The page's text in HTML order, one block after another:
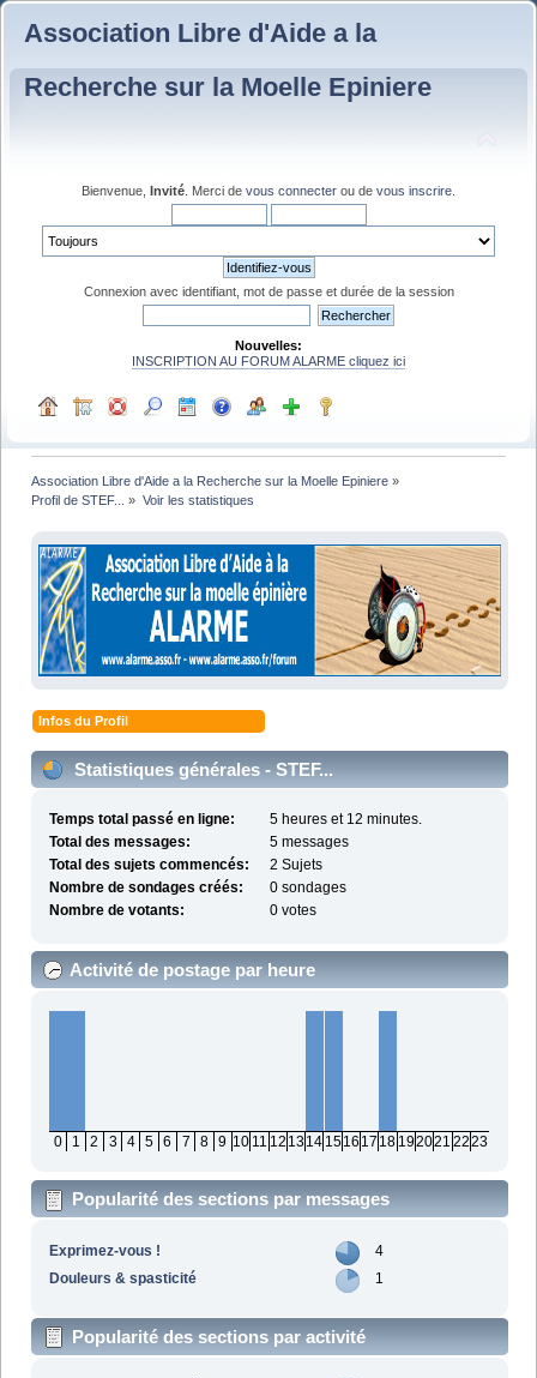
Association Libre d'Aide a la
Recherche sur la Moelle Epiniere
Bienvenue, Invité . Merci de vous connecter ou de vous inscrire
Connexion avec identifiant, mot de passe et durée de la session
Nouvelles:
INSCRIPTION AU FORUM ALARME cliquez ici
Association Libre d'Aide a la Recherche sur la Moelle Epiniere »
Profil de STEF...
» Voir les statistiques
Infos du Profil
Statistiques générales - STEF...
Temps total passé en ligne:
5 heures et 12 minutes.
Total des messages:
5 messages
Total des sujets commencés:
2 Sujets
Nombre de sondages créés:
0 sondages
Nombre de votants:
0 votes
Activité de postage par heure
0 1 2 3 4 5 6 7 8 9 10 11 12 1314 1516 17 18 192021 2223
Popularité des sections par messages
Exprimez-vous !
4
Douleurs & spasticité
1
Popularité des sections par activité